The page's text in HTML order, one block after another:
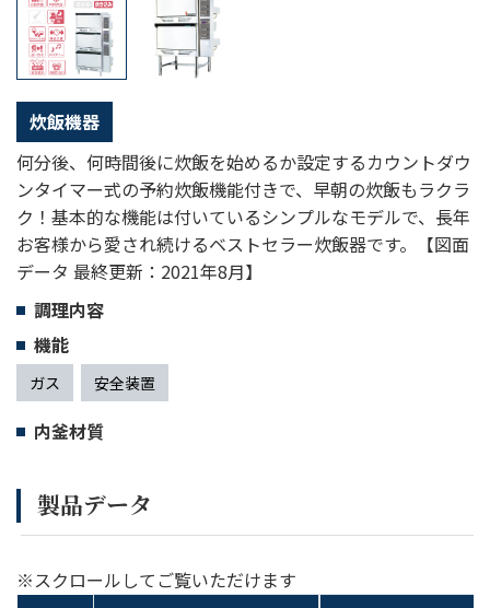
炊飯機器
何分後、何時間後に炊飯を始めるか設定するカウントダウ
ンタイマー式の予約炊飯機能付きで、早朝の炊飯もラクラ
ク！基本的な機能は付いているシンプルなモデルで、長年
お客様から愛され続けるベストセラー炊飯器です。【図面
データ 最終更新：2021年8月】
調理内容
機能
ガス 安全装置
内釜材質
製品データ
※スクロールしてご覧いただけます